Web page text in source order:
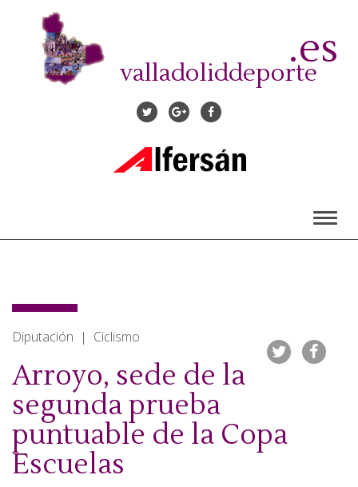
contenido
valladoliddeporte
.es
Diputación | Ciclismo
Arroyo, sede de la
segunda prueba
puntuable de la Copa
Escuelas